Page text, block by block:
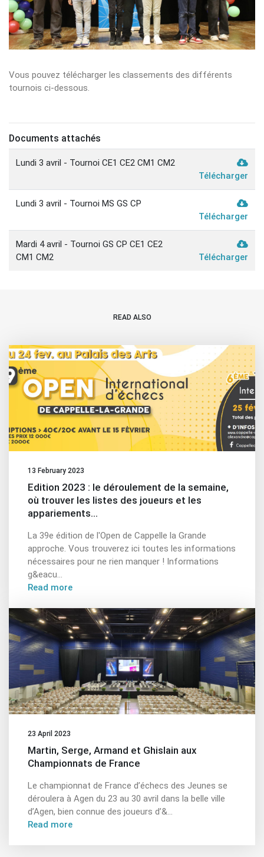
Vous pouvez télécharger les classements des différents
tournois ci-dessous.
Documents attachés
Lundi 3 avril - Tournoi CE1 CE2 CM1 CM2
Télécharger
Lundi 3 avril - Tournoi MS GS CP
Télécharger
Mardi 4 avril - Tournoi GS CP CE1 CE2
CM1 CM2
Télécharger
READ ALSO
13 February 2023
Edition 2023 : le déroulement de la semaine,
où trouver les listes des joueurs et les
appariements...
La 39e édition de l'Open de Cappelle la Grande
approche. Vous trouverez ici toutes les informations
nécessaires pour ne rien manquer ! Informations
g&eacu...
Read more
23 April 2023
Martin, Serge, Armand et Ghislain aux
Championnats de France
Le championnat de France d’échecs des Jeunes se
déroulera à Agen du 23 au 30 avril dans la belle ville
d’Agen, bien connue des joueurs d’&...
Read more